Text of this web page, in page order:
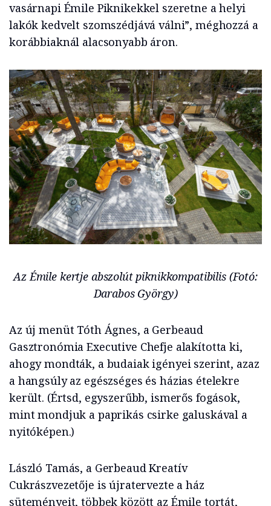
vasárnapi Émile Piknikekkel szeretne a helyi
lakók kedvelt szomszédjává válni”, méghozzá a
korábbiaknál alacsonyabb áron.
Az Émile kertje abszolút piknikkompatibilis (Fotó:
Darabos György)
Az új menüt Tóth Ágnes, a Gerbeaud
Gasztronómia Executive Chefje alakította ki,
ahogy mondták, a budaiak igényei szerint, azaz
a hangsúly az egészséges és házias ételekre
került. (Értsd, egyszerűbb, ismerős fogások,
mint mondjuk a paprikás csirke galuskával a
nyitóképen.)
László Tamás, a Gerbeaud Kreatív
Cukrászvezetője is újratervezte a ház
süteményeit, többek között az Émile tortát,